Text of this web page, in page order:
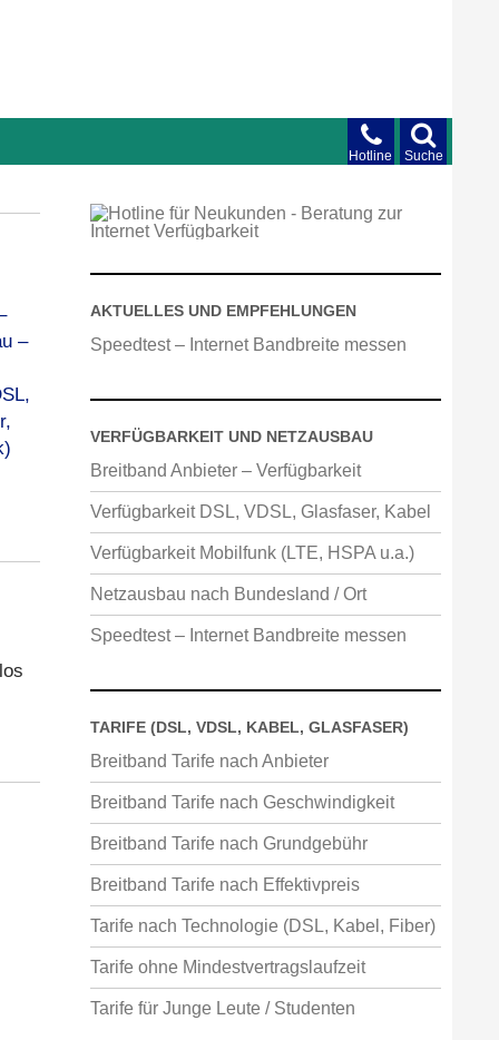
Suche
Hotline
AKTUELLES UND EMPFEHLUNGEN
Speedtest – Internet Bandbreite messen
VERFÜGBARKEIT UND NETZAUSBAU
Breitband Anbieter – Verfügbarkeit
Verfügbarkeit DSL, VDSL, Glasfaser, Kabel
Verfügbarkeit Mobilfunk (LTE, HSPA u.a.)
Netzausbau nach Bundesland / Ort
Speedtest – Internet Bandbreite messen
TARIFE (DSL, VDSL, KABEL, GLASFASER)
Breitband Tarife nach Anbieter
Breitband Tarife nach Geschwindigkeit
Breitband Tarife nach Grundgebühr
Breitband Tarife nach Effektivpreis
Tarife nach Technologie (DSL, Kabel, Fiber)
Tarife ohne Mindestvertragslaufzeit
Tarife für Junge Leute / Studenten